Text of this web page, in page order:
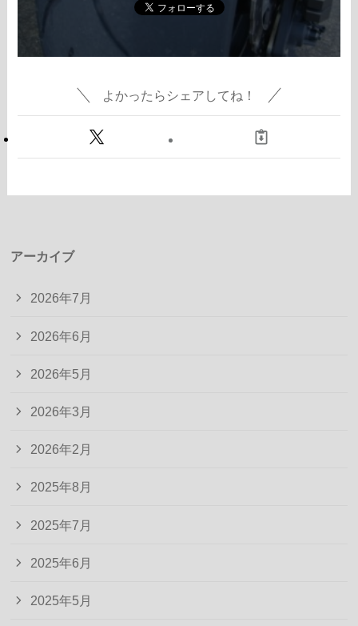
よかったらシェアしてね！
アーカイブ
2026年7月
2026年6月
2026年5月
2026年3月
2026年2月
2025年8月
2025年7月
2025年6月
2025年5月